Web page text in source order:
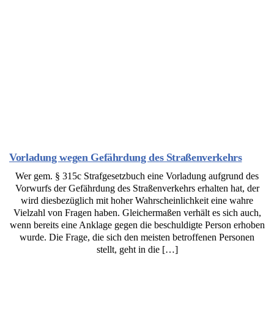
Vorladung wegen Gefährdung des Straßenverkehrs
Wer gem. § 315c Strafgesetzbuch eine Vorladung aufgrund des
Vorwurfs der Gefährdung des Straßenverkehrs erhalten hat, der
wird diesbezüglich mit hoher Wahrscheinlichkeit eine wahre
Vielzahl von Fragen haben. Gleichermaßen verhält es sich auch,
wenn bereits eine Anklage gegen die beschuldigte Person erhoben
wurde. Die Frage, die sich den meisten betroffenen Personen
stellt, geht in die […]